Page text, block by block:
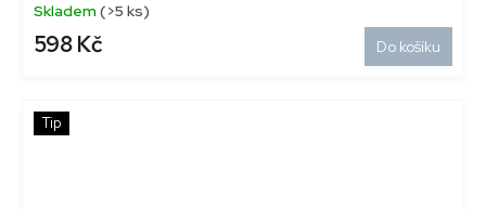
Skladem(>5 ks)
598 Kč Do košíku
Tip